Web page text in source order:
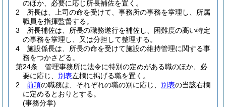
のほか、必要に応じ所長補佐を置く。
2
所長は、上司の命を受けて、事務所の事務を掌理し、所属
職員を指揮監督する。
3
所長補佐は、所長の職務遂行を補佐し、困難度の高い特定
の事務を掌理し、又は分担して整理する。
4
施設係長は、所長の命を受けて施設の維持管理に関する事
務をつかさどる。
第24条
管理事務所に法令に特別の定めがある職のほか、必
要に応じ、 別表左欄に掲げる職を置く。
2
前項の職務は、それぞれの職の別に応じ、 別表の当該右欄
に定めるとおりとする。
(事務分掌)